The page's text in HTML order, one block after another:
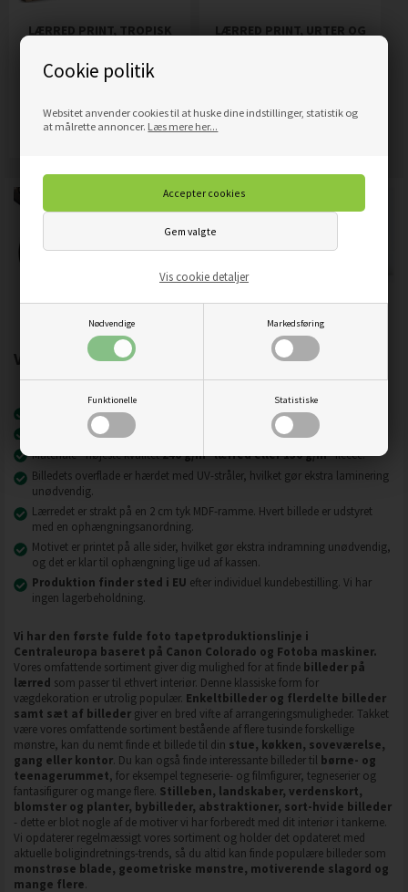
Cookie politik
Websitet anvender cookies til at huske dine indstillinger, statistik og
at målrette annoncer. Læs mere her...
Nødvendige Markedsføring
Funktionelle Statistiske
Vis cookie detaljer
LÆRRED PRINT, TROPISK
Mere info
LÆRRED PRINT, URTER OG
Vigtigste produktegenskaber:
Nyeste printteknologi
Billeder på lærred er modstandsdygtige over for slid, ridser og snavs.
Materiale - højeste kvalitet240 g/m lærred eller 130 g/m fleece.
Billedets overflade er hærdet med UV-stråler, hvilket gør ekstra laminering
unødvendig.
Lærredet er strakt på en 2 cm tyk MDF-ramme. Hvert billede er udstyret
med en ophængningsanordning.
Motivet er printet på alle sider, hvilket gør ekstra indramning unødvendig,
og det er klar til ophængning lige ud af kassen.
Produktion finder sted i EU efter individuel kundebestilling. Vi har
ingen lagerbeholdning.
Vi har den første fulde foto tapetproduktionslinje i
Centraleuropa baseret på Canon Colorado og Fotoba maskiner.
Vores omfattende sortiment giver dig mulighed for at finde billeder på
lærred som passer til ethvert interiør. Denne klassiske form for
vægdekoration er utrolig populær. Enkeltbilleder og flerdelte billeder
samt sæt af billeder giver en bred vifte af arrangeringsmuligheder. Takket
være vores omfattende sortiment bestående af flere tusinde forskellige
mønstre, kan du nemt finde et billede til din stue, køkken, soveværelse,
gang eller kontor. Du kan også finde interessante billeder til børne- og
teenagerummet, for eksempel tegneserie- og filmfigurer, tegneserier og
fantasifigurer og mange flere. Stilleben, landskaber, verdenskort,
blomster og planter, bybilleder, abstraktioner, sort-hvide billeder
- dette er blot nogle af de motiver vi har forberedt med dit interiør i tankerne.
Vi opdaterer regelmæssigt vores sortiment og holder det opdateret med
aktuelle boligindretnings-trends, så du altid kan finde populære billeder som
monstrøse blade, geometriske mønstre, motiverende slagord og
mange flere.